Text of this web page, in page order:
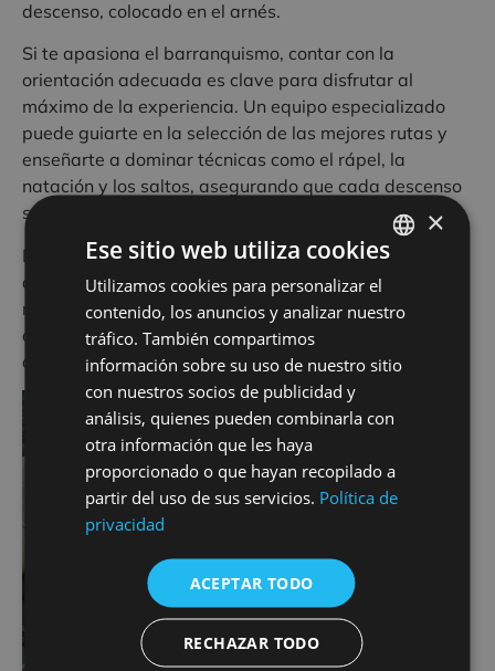
descenso, colocado en el arnés.
Si te apasiona el barranquismo, contar con la
orientación adecuada es clave para disfrutar al
máximo de la experiencia. Un equipo especializado
puede guiarte en la selección de las mejores rutas y
enseñarte a dominar técnicas como el rápel, la
natación y los saltos, asegurando que cada descenso
sea seguro y emocionante.
Dependiendo del caudal, el descenso puede ser muy
divertido y refrescante o bien una cuestión de alto
nivel técnico y compromiso. La fuerza del agua en su
caída y en su recepción al llegar a la poza, será lo que
debemos evaluar para garantizar una bajada segura.
SPANISH
FRENCH
ENGLISH
×
Ese sitio web utiliza cookies
Utilizamos cookies para personalizar el
contenido, los anuncios y analizar nuestro
tráfico. También compartimos
información sobre su uso de nuestro sitio
con nuestros socios de publicidad y
análisis, quienes pueden combinarla con
otra información que les haya
proporcionado o que hayan recopilado a
partir del uso de sus servicios. Política de
privacidad
ACEPTAR TODO
RECHAZAR TODO